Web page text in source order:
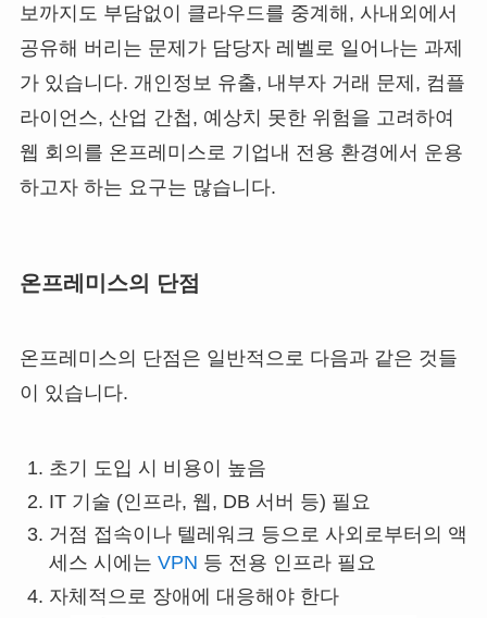
보까지도 부담없이 클라우드를 중계해, 사내외에서
공유해 버리는 문제가 담당자 레벨로 일어나는 과제
가 있습니다. 개인정보 유출, 내부자 거래 문제, 컴플
라이언스, 산업 간첩, 예상치 못한 위험을 고려하여
웹 회의를 온프레미스로 기업내 전용 환경에서 운용
하고자 하는 요구는 많습니다.
온프레미스의 단점
온프레미스의 단점은 일반적으로 다음과 같은 것들
이 있습니다.
초기 도입 시 비용이 높음
IT 기술 (인프라, 웹, DB 서버 등) 필요
거점 접속이나 텔레워크 등으로 사외로부터의 액
세스 시에는 VPN 등 전용 인프라 필요
자체적으로 장애에 대응해야 한다